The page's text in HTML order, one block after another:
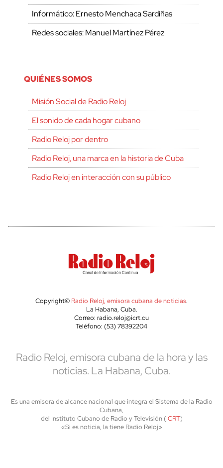
Informático: Ernesto Menchaca Sardiñas
Redes sociales: Manuel Martínez Pérez
QUIÉNES SOMOS
Misión Social de Radio Reloj
El sonido de cada hogar cubano
Radio Reloj por dentro
Radio Reloj, una marca en la historia de Cuba
Radio Reloj en interacción con su público
Copyright© Radio Reloj, emisora cubana de noticias.
La Habana, Cuba.
Correo: radio.reloj@icrt.cu
Teléfono: (53) 78392204
Radio Reloj, emisora cubana de la hora y las
noticias. La Habana, Cuba.
Es una emisora de alcance nacional que integra el Sistema de la Radio
Cubana,
del Instituto Cubano de Radio y Televisión (ICRT)
«Si es noticia, la tiene Radio Reloj»